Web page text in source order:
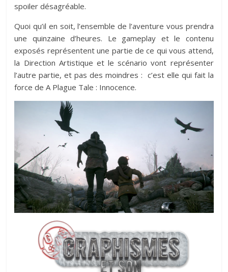
spoiler désagréable.
Quoi qu’il en soit, l’ensemble de l’aventure vous prendra
une quinzaine d’heures. Le gameplay et le contenu
exposés représentent une partie de ce qui vous attend,
la Direction Artistique et le scénario vont représenter
l’autre partie, et pas des moindres : c’est elle qui fait la
force de A Plague Tale : Innocence.